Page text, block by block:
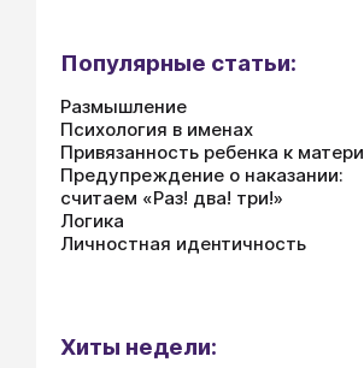
Популярные статьи:
Размышление
Психология в именах
Привязанность ребенка к матери
Предупреждение о наказании:
считаем «Раз! два! три!»
Логика
Личностная идентичность
Хиты недели: